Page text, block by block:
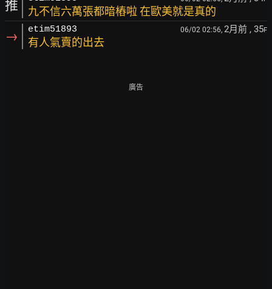
推 九不信六萬張都暗樁啦 在歐美就是真的
→ etim51893 06/02 02:56, 2月前 , 35F
有人氣賣的出去
廣告